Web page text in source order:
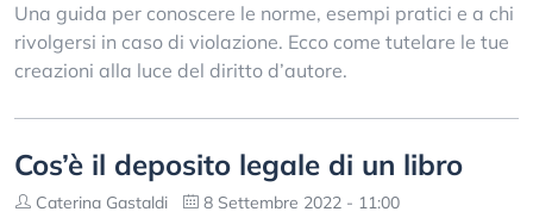
Una guida per conoscere le norme, esempi pratici e a chi
rivolgersi in caso di violazione. Ecco come tutelare le tue
creazioni alla luce del diritto d’autore.
Cos’è il deposito legale di un libro
Caterina Gastaldi 8 Settembre 2022 - 11:00